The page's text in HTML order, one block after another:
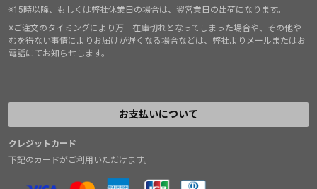
※15時以降、もしくは弊社休業日の場合は、翌営業日の出荷になります。
※ご注文のタイミングにより万一在庫切れとなってしまった場合や、その他や
むを得ない事情によりお届けが遅くなる場合などは、弊社よりメールまたはお
電話にてお知らせします。
お支払いについて
クレジットカード
下記のカードがご利用いただけます。